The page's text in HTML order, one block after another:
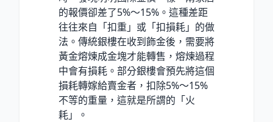
的報價卻差了5%～15%。這種差距
往往來自「扣重」或「扣損耗」的做
法。傳統銀樓在收到飾金後，需要將
黃金熔煉成金塊才能轉售，熔煉過程
中會有損耗。部分銀樓會預先將這個
損耗轉嫁給賣金者，扣除5%～15%
不等的重量，這就是所謂的「火
耗」。